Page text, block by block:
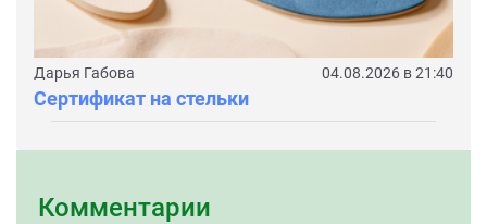
Дарья Габова 04.08.2026 в 21:40
Сертификат на стельки
Комментарии